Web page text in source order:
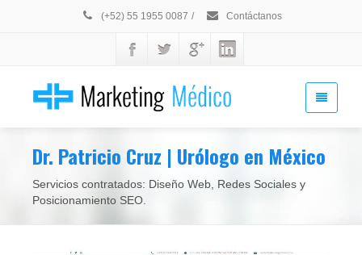
(+52) 55 1955 0087 / Contáctanos
Dr. Patricio Cruz | Urólogo en México
Servicios contratados: Diseño Web, Redes Sociales y
Posicionamiento SEO.